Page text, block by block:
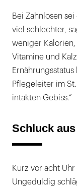
Bei Zahnlosen
viel schlechter,
weniger
Vitamine und
Pflegeleiter im
intakten Gebiss.“
Schluck
Kurz vor acht
Ungeduldig